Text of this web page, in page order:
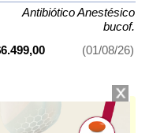
Antibiótico Anestésico
bucof.
(01/08/26)
gramicidina+neomicina+asoc.
. Es producido porSavant